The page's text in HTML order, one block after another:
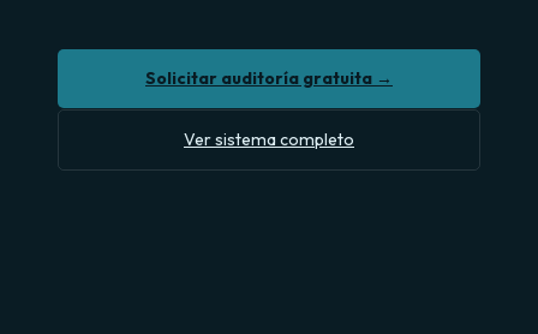
Solicitar auditoría gratuita →
Ver sistema completo